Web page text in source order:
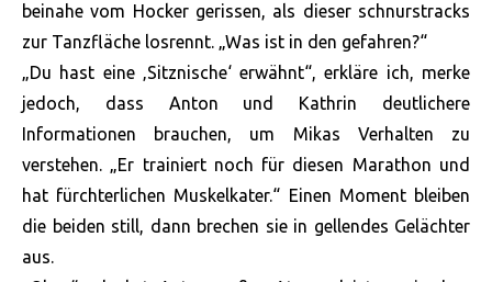
beinahe vom Hocker gerissen, als dieser schnurstracks
zur Tanzfläche losrennt. „Was ist in den gefahren?“
„Du hast eine ‚Sitznische‘ erwähnt“, erkläre ich, merke
jedoch, dass Anton und Kathrin deutlichere
Informationen brauchen, um Mikas Verhalten zu
verstehen. „Er trainiert noch für diesen Marathon und
hat fürchterlichen Muskelkater.“ Einen Moment bleiben
die beiden still, dann brechen sie in gellendes Gelächter
aus.